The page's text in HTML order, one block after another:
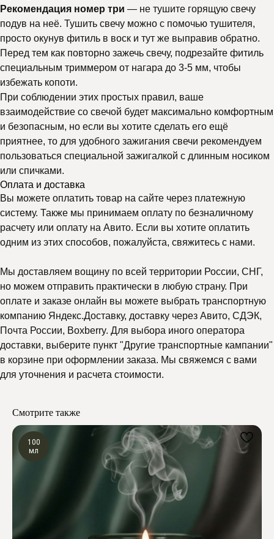
Рекомендация номер три — не тушите горящую свечу
подув на неё. Тушить свечу можно с помочью тушителя,
просто окунув фитиль в воск и тут же выправив обратно.
Перед тем как повторно зажечь свечу, подрезайте фитиль
специальным триммером от нагара до 3-5 мм, чтобы
избежать копоти.
При соблюдении этих простых правил, ваше
взаимодействие со свечой будет максимально комфортным
и безопасным, но если вы хотите сделать его ещё
приятнее, то для удобного зажигания свечи рекомендуем
пользоваться специальной зажигалкой с длинным носиком
или спичками.
Оплата и доставка
Вы можете оплатить товар на сайте через платежную
систему. Также мы принимаем оплату по безналичному
расчету или оплату на Авито. Если вы хотите оплатить
одним из этих способов, пожалуйста, свяжитесь с нами.
Мы доставляем вощину по всей территории России, СНГ,
но можем отправить практически в любую страну. При
оплате и заказе онлайн вы можете выбрать транспортную
компанию Яндекс.Доставку, доставку через Авито, СДЭК,
Почта России, Boxberry. Для выбора иного оператора
доставки, выберите пункт "Другие транспортные кампании"
в корзине при оформлении заказа. Мы свяжемся с вами
для уточнения и расчета стоимости.
Смотрите также
100
мл
Почему выбирают
Мелипонини